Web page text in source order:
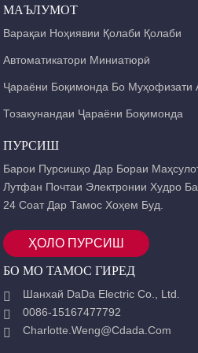
МАЪЛУМОТ
Варақаи Ноҳиявии Қолаби Қолаби
Автоматикатори Миниатюрӣ
Ҷараёни Боқимонда Бо Муҳофизати
Тозакунандаи Ҷараёни Боқимонда
ПУРСИШ
Барои Пурсишҳо Дар Бораи
Лутфан Почтаи Электронии Худро
24 Соат Дар Тамос Хоҳем Буд.
ҲОЛО ПУРСИШ
БО МО ТАМОС ГИРЕД
Шанхай DaDa Electric Co., Ltd.
0086-15167477792
Charlotte.weng@cdada.com